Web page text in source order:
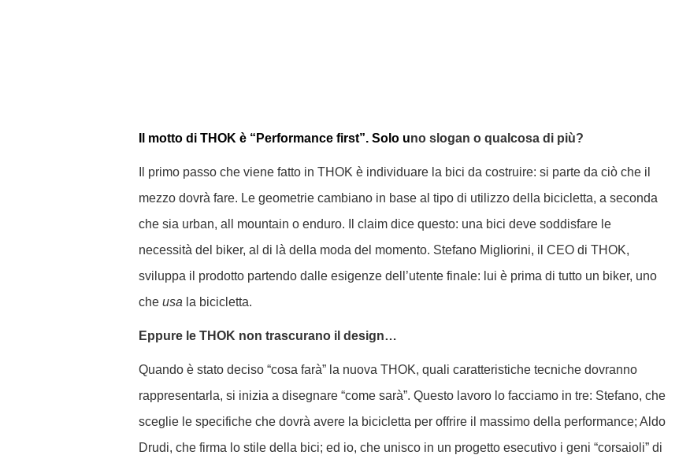
Il motto di THOK è “Performance first”. Solo uno slogan o qualcosa di più?
Il primo passo che viene fatto in THOK è individuare la bici da costruire: si parte da ciò che il
mezzo dovrà fare. Le geometrie cambiano in base al tipo di utilizzo della bicicletta, a seconda
che sia urban, all mountain o enduro.
Il claim dice questo: una bici deve soddisfare le
necessità del biker, al di là della moda del momento. Stefano Migliorini, il CEO di THOK,
sviluppa il prodotto partendo dalle esigenze dell’utente finale: lui è prima di tutto un biker, uno
che usa la bicicletta.
Eppure le THOK non trascurano il design…
Quando è stato deciso “cosa farà” la nuova THOK, quali caratteristiche tecniche dovranno
rappresentarla, si inizia a disegnare “come sarà”. Questo lavoro lo facciamo in tre: Stefano, che
sceglie le specifiche che dovrà avere la bicicletta per offrire il massimo della performance; Aldo
Drudi, che firma lo stile della bici; ed io, che unisco in un progetto esecutivo i geni “corsaioli” di